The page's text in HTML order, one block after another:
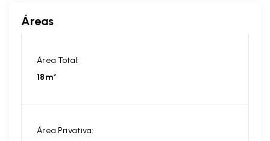
Áreas
Área Total:
18m²
Área Privativa: